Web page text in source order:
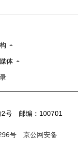
体
2号 邮编：100701
号 京公网安备